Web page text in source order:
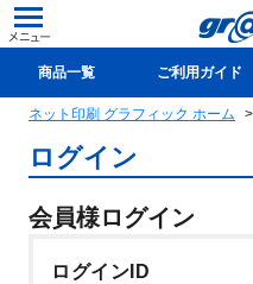
商品一覧 ご利用ガイド
新規会員登録(無料)
ネット印刷 グラフィック ホーム
ログイン
会員様ログイン
ログインID